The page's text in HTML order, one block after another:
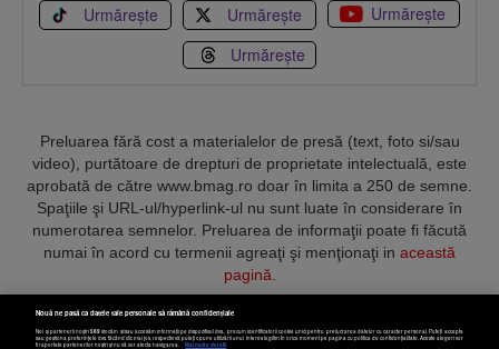
Urmărește Urmărește
Urmărește
Urmărește
Preluarea fără cost a materialelor de presă (text, foto si/sau
video), purtătoare de drepturi de proprietate intelectuală, este
aprobată de către www.bmag.ro doar în limita a 250 de semne.
Spaţiile şi URL-ul/hyperlink-ul nu sunt luate în considerare în
numerotarea semnelor. Preluarea de informaţii poate fi făcută
numai în acord cu termenii agreaţi şi menţionaţi in această
pagină
Nouă ne pasă ca datele tale personale să rămână confidențiale
Noi și partenerii noștri589stocăm și/sau accesăm informații pe dispozitivul dvs., precum identificatorii cookie unici pentru prelucrarea datelor cu caracter personal. Puteți accepta
sau gestiona preferințele dvs. făcând clic mai jos, respectiv vă puteți opune utilizării unui interes legitim în orice moment pe pagina cu politica de confidențialitate. Aceste alegeri vor
fi raportate partenerilor noștri și nu vă vor afecta navigarea.
Mai multe detalii